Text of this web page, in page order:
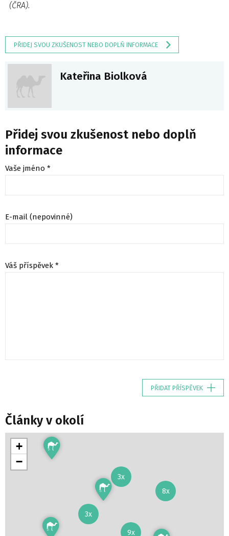
(ČRA).
PŘIDEJ SVOU ZKUŠENOST NEBO DOPLŇ INFORMACE
Kateřina Biolková
Přidej svou zkušenost nebo doplň
informace
Vaše jméno *
E-mail (nepovinné)
Váš příspěvek *
PŘIDAT PŘÍSPĚVEK
Články v okolí
8x
9x
3x
3x
+
−